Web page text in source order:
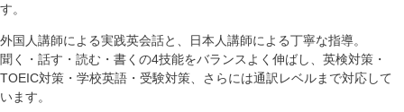
す。
外国人講師による実践英会話と、日本人講師による丁寧な指導。
聞く・話す・読む・書くの4技能をバランスよく伸ばし、英検対策・
TOEIC対策・学校英語・受験対策、さらには通訳レベルまで対応して
います。